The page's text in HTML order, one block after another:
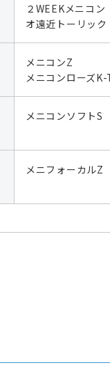
２WEEKメニコ
オ遠近トーリック
メニコンZ
メニコンローズK-
メニコンソフトS
メニフォーカルZ